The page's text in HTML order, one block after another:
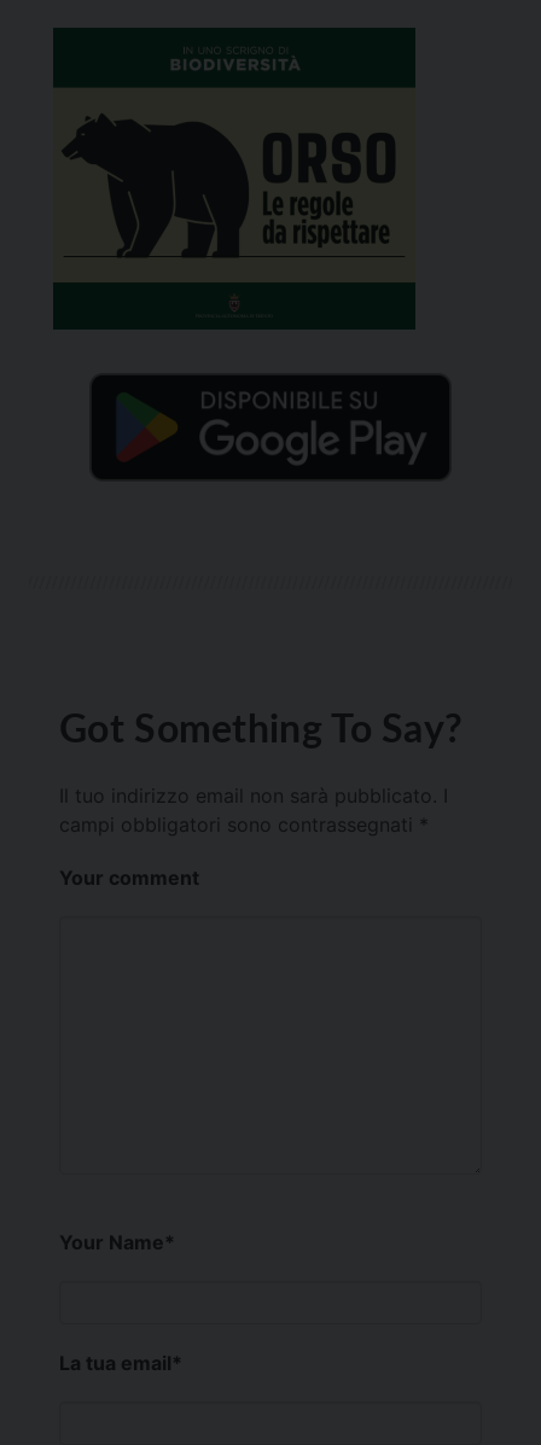
Got Something To Say?
Il tuo indirizzo email non sarà pubblicato.
campi obbligatori sono contrassegnati *
Your comment
Your Name*
La tua email*